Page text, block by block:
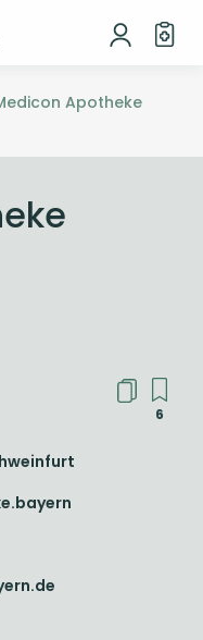
Apotheke
6